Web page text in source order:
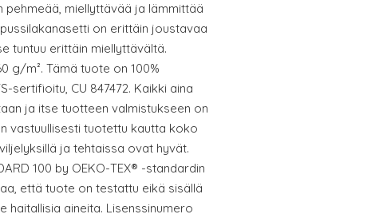
pehmeää, miellyttävää ja lämmittää
on erittäin joustavaa
tuntuu erittäin miellyttävältä.
g/m². Tämä tuote on 100%
sertifioitu, CU 847472. Kaikki aina
ja itse tuotteen valmistukseen on
vastuullisesti tuotettu kautta koko
ja tehtaissa ovat hyvät.
100 by OEKO-TEX® -standardin
että tuote on testattu eikä sisällä
haitallisia aineita. Lisenssinumero